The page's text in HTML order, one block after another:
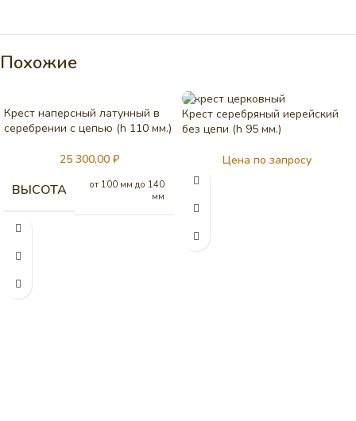
Похожие
Крест наперсный латунный в
серебрении c цепью (h 110 мм.)
25 300,00 ₽
ВЫСОТА
от 100 мм до 140
мм
Крест серебряный иерейский
без цепи (h 95 мм.)
Цена по запросу